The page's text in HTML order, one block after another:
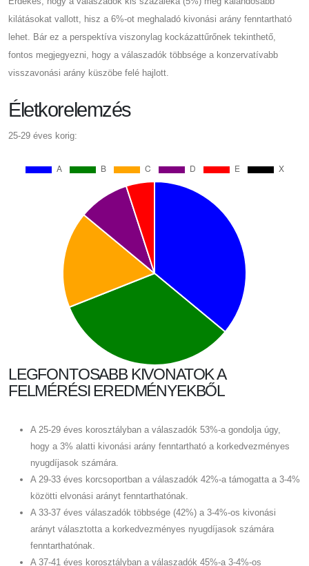
kilátásokat vallott, hisz a 6%-ot meghaladó kivonási arány fenntartható
lehet. Bár ez a perspektíva viszonylag kockázattűrőnek tekinthető,
fontos megjegyezni, hogy a válaszadók többsége a konzervatívabb
visszavonási arány küszöbe felé hajlott.
Életkorelemzés
25-29 éves korig:
LEGFONTOSABB KIVONATOK A
FELMÉRÉSI EREDMÉNYEKBŐL
A 25-29 éves korosztályban a válaszadók 53%-a gondolja úgy,
hogy a 3% alatti kivonási arány fenntartható a korkedvezményes
nyugdíjasok számára.
A 29-33 éves korcsoportban a válaszadók 42%-a támogatta a 3-4%
közötti elvonási arányt fenntarthatónak.
A 33-37 éves válaszadók többsége (42%) a 3-4%-os kivonási
arányt választotta a korkedvezményes nyugdíjasok számára
fenntarthatónak.
A 37-41 éves korosztályban a válaszadók 45%-a 3-4%-os